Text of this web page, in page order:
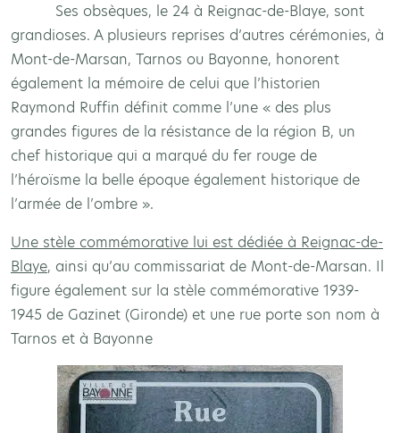
Ses obsèques, le 24 à Reignac-de-Blaye, sont
grandioses. A plusieurs reprises d’autres cérémonies, à
Mont-de-Marsan, Tarnos ou Bayonne, honorent
également la mémoire de celui que l’historien
Raymond Ruffin définit comme l’une « des plus
grandes figures de la résistance de la région B, un
chef historique qui a marqué du fer rouge de
l’héroïsme la belle époque également historique de
l’armée de l’ombre ».
Une stèle commémorative lui est dédiée à Reignac-de-
Blaye, ainsi qu’au commissariat de Mont-de-Marsan. Il
figure également sur la stèle commémorative 1939-
1945 de Gazinet (Gironde) et une rue porte son nom à
Tarnos et à Bayonne